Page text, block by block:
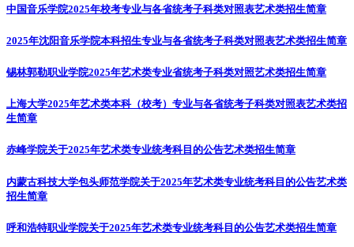
中国音乐学院2025年校考专业与各省统考子科类对照表艺术类招生简章
2025年沈阳音乐学院本科招生专业与各省统考子科类对照表艺术类招生简章
锡林郭勒职业学院2025年艺术类专业省统考子科类对照艺术类招生简章
上海大学2025年艺术类本科（校考）专业与各省统考子科类对照表艺术类招
生简章
赤峰学院关于2025年艺术类专业统考科目的公告艺术类招生简章
内蒙古科技大学包头师范学院关于2025年艺术类专业统考科目的公告艺术类
招生简章
呼和浩特职业学院关于2025年艺术类专业统考科目的公告艺术类招生简章